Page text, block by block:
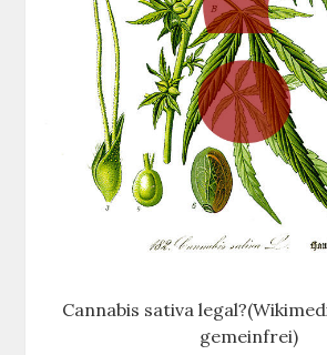
Cannabis sativa
gemeinfrei)